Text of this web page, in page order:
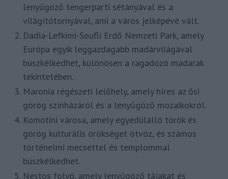
lenyűgöző tengerparti sétányával és a
világítótornyával, ami a város jelképévé vált.
Dadia-Lefkimi-Soufli Erdő Nemzeti Park, amely
Európa egyik leggazdagabb madárvilágával
büszkélkedhet, különösen a ragadozó madarak
tekintetében.
Maronia régészeti lelőhely, amely híres az ősi
görög színházáról és a lenyűgöző mozaikokról.
Komotini városa, amely egyedülálló török és
görög kulturális örökséget ötvöz, és számos
történelmi mecsettel és templommal
büszkélkedhet.
Nestos folyó, amely lenyűgöző tájakat és